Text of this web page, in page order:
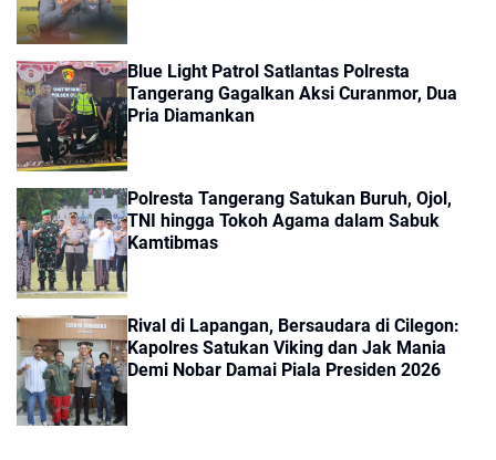
Blue Light Patrol Satlantas Polresta
Tangerang Gagalkan Aksi Curanmor, Dua
Pria Diamankan
Polresta Tangerang Satukan Buruh, Ojol,
TNI hingga Tokoh Agama dalam Sabuk
Kamtibmas
Rival di Lapangan, Bersaudara di Cilegon:
Kapolres Satukan Viking dan Jak Mania
Demi Nobar Damai Piala Presiden 2026